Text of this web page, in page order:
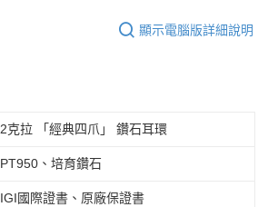
顯示電腦版詳細說明
2克拉 「經典四爪」 鑽石耳環
PT950、培育鑽石
IGI國際證書、原廠保證書